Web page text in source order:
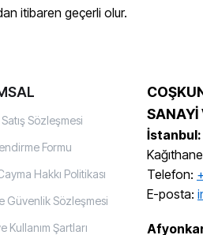
itibaren geçerli olur.
Sözleşmesi
Formu
Hakkı Politikası
Güvenlik Sözleşmesi
Kullanım Şartları
SANAYİ
İstanbul:
Telefon:
E-posta: